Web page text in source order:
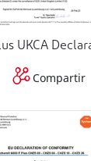
UKCA
Compartir